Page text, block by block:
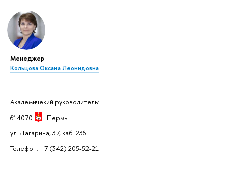
Менеджер
Кольцова Оксана Леонидовна
Академичекий руководитель:
614070
Пермь
ул.Б.Гагарина, 37, каб. 236
Телефон: +7 (342) 205-52-21